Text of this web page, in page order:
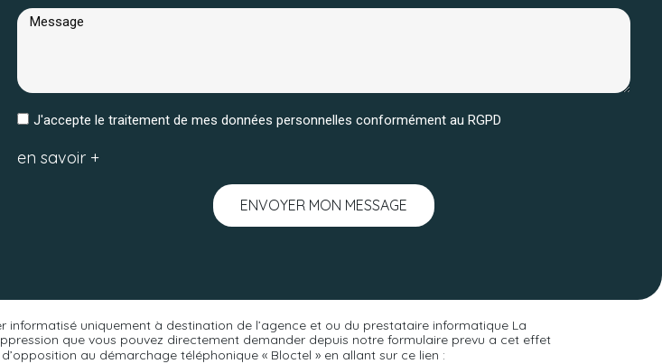
J'accepte le traitement de mes données personnelles conformément au RGPD
en savoir +
ENVOYER MON MESSAGE
uniquement à destination de l’agence et ou du prestataire informatique La
que vous pouvez directement demander depuis notre formulaire prevu a cet effet
au démarchage téléphonique « Bloctel » en allant sur ce lien :